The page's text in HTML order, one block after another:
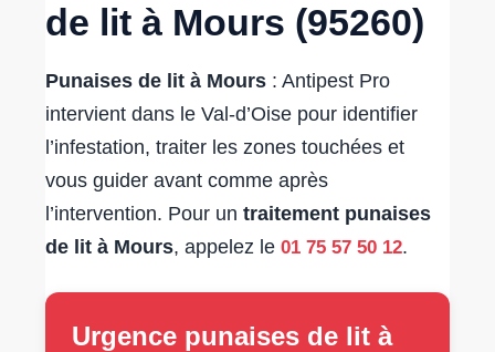
de lit à Mours (95260)
Punaises de lit à Mours : Antipest Pro
intervient dans le Val-d’Oise pour identifier
l’infestation, traiter les zones touchées et
vous guider avant comme après
l’intervention. Pour un traitement punaises
de lit à Mours, appelez le 01 75 57 50 12.
Urgence punaises de lit à